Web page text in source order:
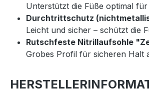
Unterstützt die Füße optimal
Durchtrittschutz
Leicht und sicher – schützt die
Rutschfeste Nitrillaufsohle
Grobes Profil für sicheren Halt